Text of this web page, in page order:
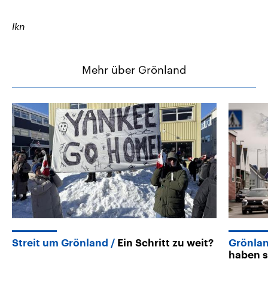
lkn
Mehr über Grönland
Streit um Grönland Ein Schritt zu weit?
haben